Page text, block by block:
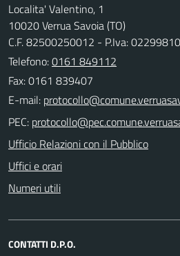
Localita' Valentino, 1
10020 Verrua Savoia (TO)
C.F. 82500250012 - P.Iva:
Telefono:0161 849112
Fax: 0161 839407
E-mail:
PEC:
Ufficio Relazioni con il Pubblico
Uffici e orari
Numeri utili
CONTATTI D.P.O.